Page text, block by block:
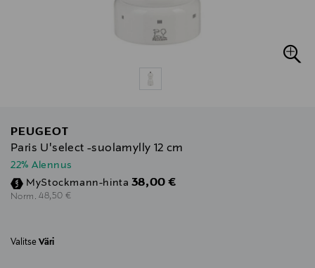
PEUGEOT
Paris U'select -suolamylly 12 cm
22% Alennus
MyStockmann-hinta Discounted Price
38,00 €
Norm. Original Price
48,50 €
Valitse Väri